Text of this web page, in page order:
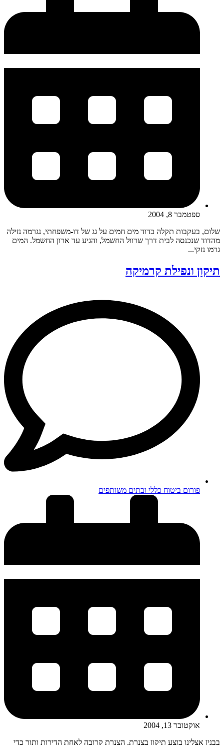
ספטמבר 8, 2004
שלום, בעקבות תקלה בדוד מים חמים על גג של דו-משפחתי, נגרמה נזילה
מהדוד שנכנסה לבית דרך שרוול החשמל, והגיע עד ארון החשמל. המים
גרמו נזקי...
תיקון ונפילת קרמיקה
פורום ביטוח כללי ובתים משותפים
אוקטובר 13, 2004
בבנין אצלינו בוצע תיקון בצנרת. הצנרת קרובה לאחת הדירות ותוך כדי